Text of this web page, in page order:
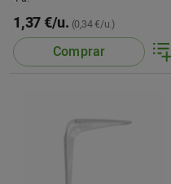
1,37 €/u. (0,34 €/u.)
Comprar